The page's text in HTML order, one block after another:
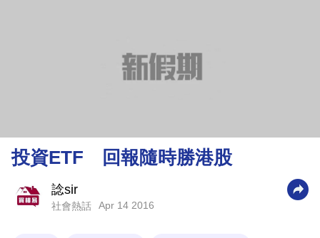
理
業
投資ETF 回報隨時勝港股
諗sir
社會熱話 Apr 14 2016